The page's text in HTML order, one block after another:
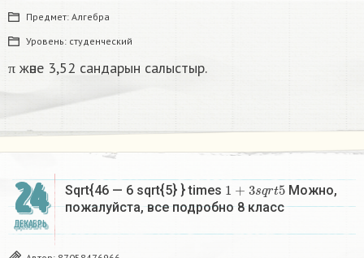
Предмет: Алгебра
Уровень: студенческий
π және 3,52 сандарын салыстыр.
24
ДЕКАБРЬ
Sqrt{46 — 6 sqrt{5} } times 1+3sqrt5
Можно,
пожалуйста, все подробно 8 класс​